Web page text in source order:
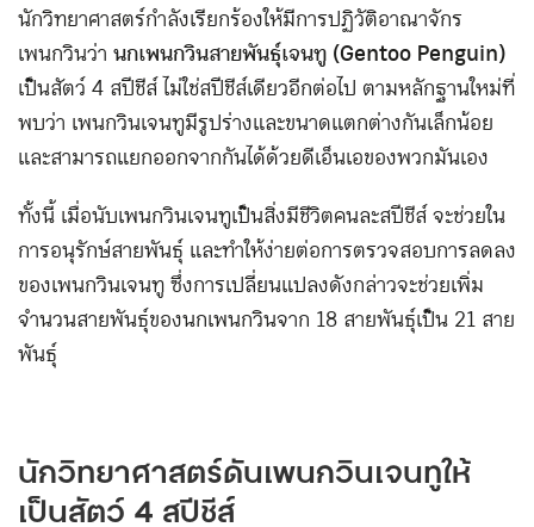
นักวิทยาศาสตร์กำลังเรียกร้องให้มีการปฏิวัติอาณาจักร
เพนกวินว่านกเพนกวินสายพันธุ์เจนทู (Gentoo Penguin)
เป็นสัตว์ 4 สปีชีส์ ไม่ใช่สปีชีส์เดียวอีกต่อไป ตามหลักฐานใหม่ที่
พบว่า เพนกวินเจนทูมีรูปร่างและขนาดแตกต่างกันเล็กน้อย
และสามารถแยกออกจากกันได้ด้วยดีเอ็นเอของพวกมันเอง
ทั้งนี้ เมื่อนับเพนกวินเจนทูเป็นสิ่งมีชีวิตคนละสปีชีส์ จะช่วยใน
การอนุรักษ์สายพันธุ์ และทำให้ง่ายต่อการตรวจสอบการลดลง
ของเพนกวินเจนทู ซึ่งการเปลี่ยนแปลงดังกล่าวจะช่วยเพิ่ม
จำนวนสายพันธุ์ของนกเพนกวินจาก 18 สายพันธุ์เป็น 21 สาย
พันธุ์
นักวิทยาศาสตร์ดันเพนกวินเจนทูให้
เป็นสัตว์ 4 สปีชีส์